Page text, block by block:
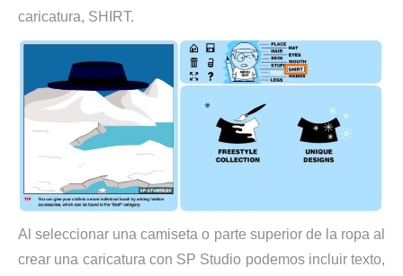
caricatura, SHIRT.
Al seleccionar una camiseta o parte superior de la ropa al
crear una caricatura con SP Studio podemos incluir texto,